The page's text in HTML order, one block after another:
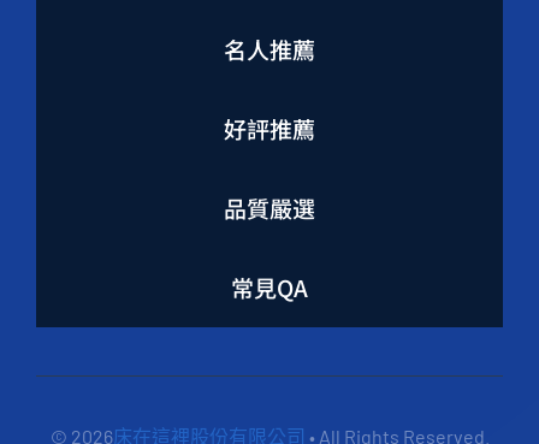
名人推薦
好評推薦
品質嚴選
常見QA
© 2026床在這裡股份有限公司 • All Rights Reserved.